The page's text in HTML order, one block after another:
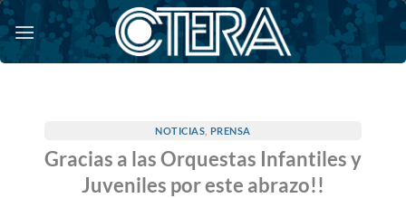
Saltar
al
contenido
NOTICIAS PRENSA
Gracias a las Orquestas Infantiles y
Juveniles por este abrazo!!